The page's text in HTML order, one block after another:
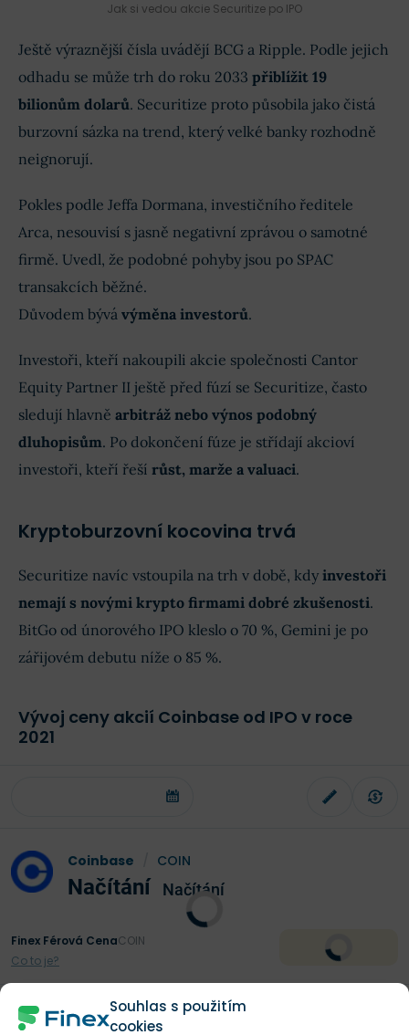
Souhlas s použitím
cookies
Jak si vedou akcie Securitize po IPO
Ještě výraznější čísla uvádějí BCG a Ripple. Podle jejich
odhadu se může trh do roku 2033 přiblížit 19
bilionům dolarů. Securitize proto působila jako čistá
burzovní sázka na trend, který velké banky rozhodně
neignorují.
Pokles podle Jeffa Dormana, investičního ředitele
Arca, nesouvisí s jasně negativní zprávou o samotné
firmě. Uvedl, že podobné pohyby jsou po SPAC
transakcích běžné.
Důvodem bývá výměna investorů.
Investoři, kteří nakoupili akcie společnosti Cantor
Equity Partner II ještě před fúzí se Securitize, často
sledují hlavně arbitráž nebo výnos podobný
dluhopisům. Po dokončení fúze je střídají akcioví
investoři, kteří řeší růst, marže a valuaci.
Kryptoburzovní kocovina trvá
Securitize navíc vstoupila na trh v době, kdy investoři
nemají s novými krypto firmami dobré zkušenosti.
BitGo od únorového IPO kleslo o 70 %, Gemini je po
zářijovém debutu níže o 85 %.
Vývoj ceny akcií Coinbase od IPO v roce
2021
Coinbase COIN
Načítání Načítání
Finex Férová CenaCOIN
Co to je?
Koupit akcie Coinbase!
Při obchodování CFD ztrácí peníze 77 %